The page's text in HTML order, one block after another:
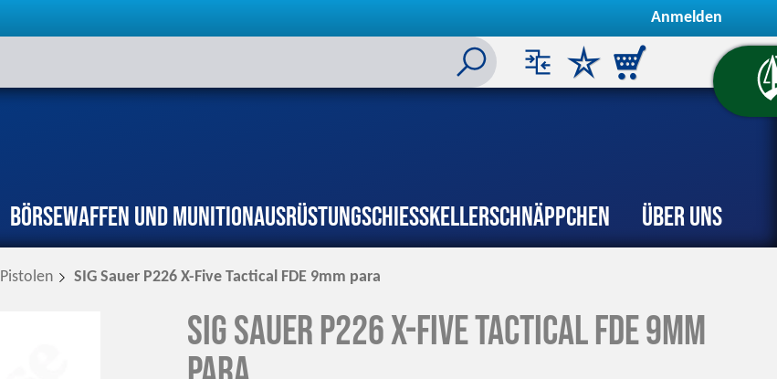
Anmelden
BörseWaffen und MunitionAusrüstungSchiesskellerSchnäppchen Über uns
Pistolen SIG Sauer P226 X-Five Tactical FDE 9mm para
SIG Sauer P226 X-Five Tactical FDE 9mm